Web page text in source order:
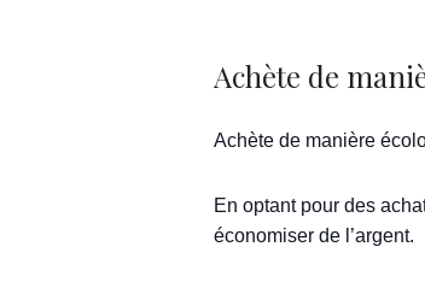
Achète de
Achète de manière
En optant pour des
économiser de l’argent.